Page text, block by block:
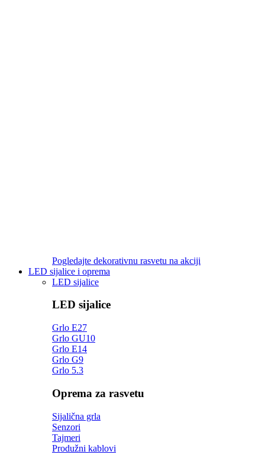
Pogledajte dekorativnu rasvetu na akciji
LED sijalice i oprema
LED sijalice
LED sijalice
Grlo E27
Grlo GU10
Grlo E14
Grlo G9
Grlo 5.3
Oprema za rasvetu
Sijalična grla
Senzori
Tajmeri
Produžni kablovi